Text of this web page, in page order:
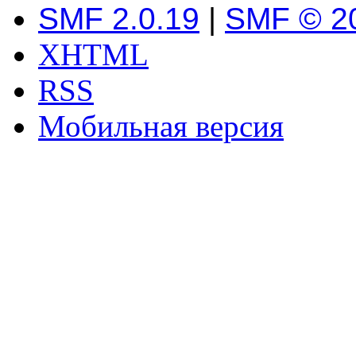
SMF 2.0.19 | SMF ©
XHTML
RSS
Мобильная версия